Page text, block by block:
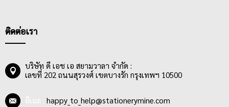
ติดต่อเรา
บริษัท ดี เอช เอ สยามวาลา จำกัด :
เลขที่ 202 ถนนสุรวงศ์ เขตบางรัก กรุงเทพฯ 10500
happy_to_help@stationerymine.com